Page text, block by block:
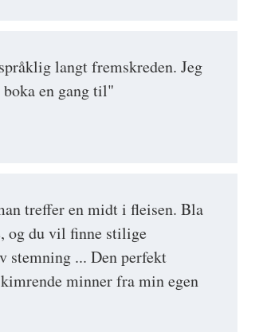
langt fremskreden. Jeg
en gang til"
treffer en midt i fleisen. Bla
og du vil finne stilige
stemning ... Den perfekt
minner fra min egen